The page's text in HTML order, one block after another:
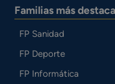
Familias más
FP Sanidad
FP Deporte
FP Informática